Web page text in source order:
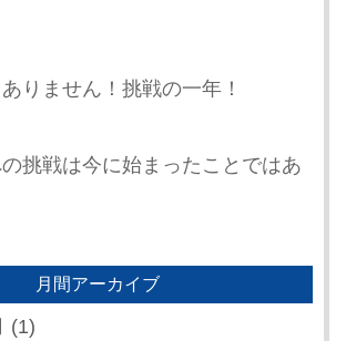
りません！挑戦の一年！
の挑戦は今に始まったことではあ
月間アーカイブ
(1)